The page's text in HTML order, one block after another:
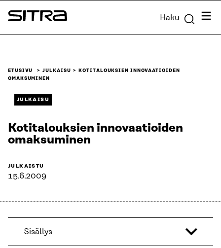
Siirry
suoraan
Sitra Haku
ETUSIVU JULKAISU
KOTITALOUKSIEN INNOVAATIOIDEN
OMAKSUMINEN
JULKAISU
Kotitalouksien innovaatioiden
omaksuminen
JULKAISTU
15.6.2009
Sisällys